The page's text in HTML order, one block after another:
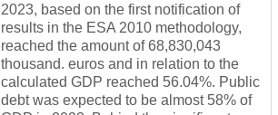
2023, based on the first notification of
results in the ESA 2010 methodology,
reached the amount of 68,830,043
thousand. euros and in relation to the
calculated GDP reached 56.04%. Public
debt was expected to be almost 58% of